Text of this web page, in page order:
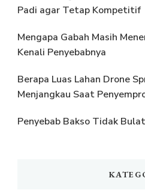
Padi agar Tetap Kompetitif
Mengapa Gabah Masih
Kenali Penyebabnya
Berapa Luas Lahan Drone
Menjangkau Saat
Penyebab Bakso Tidak